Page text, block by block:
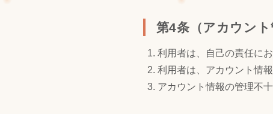
第4条（アカウント
利用者は、自己の責任に
利用者は、アカウント情
アカウント情報の管理不